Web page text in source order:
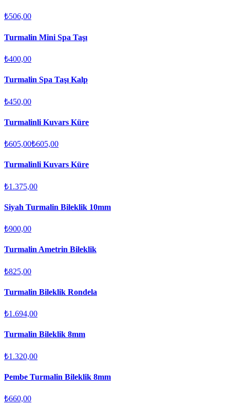
₺506,00
Turmalin Mini Spa Taşı
₺400,00
Turmalin Spa Taşı Kalp
₺450,00
Turmalinli Kuvars Küre
₺605,00₺605,00
Turmalinli Kuvars Küre
₺1.375,00
Siyah Turmalin Bileklik 10mm
₺900,00
Turmalin Ametrin Bileklik
₺825,00
Turmalin Bileklik Rondela
₺1.694,00
Turmalin Bileklik 8mm
₺1.320,00
Pembe Turmalin Bileklik 8mm
₺660,00